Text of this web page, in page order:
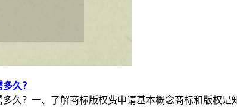
久？
久？一、了解商标版权费申请基本概念商标和版权